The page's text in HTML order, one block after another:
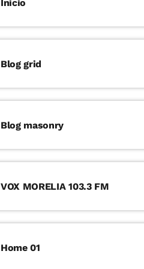
Inicio
Blog grid
Blog masonry
VOX MORELIA 103.3 FM
Home 01